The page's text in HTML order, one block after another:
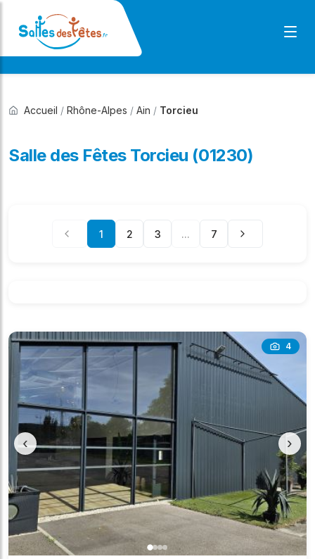
Accueil / Rhône-Alpes / Ain / Torcieu
Salle des Fêtes Torcieu (01230)
1 2 3 ... 7
4
‹ ›